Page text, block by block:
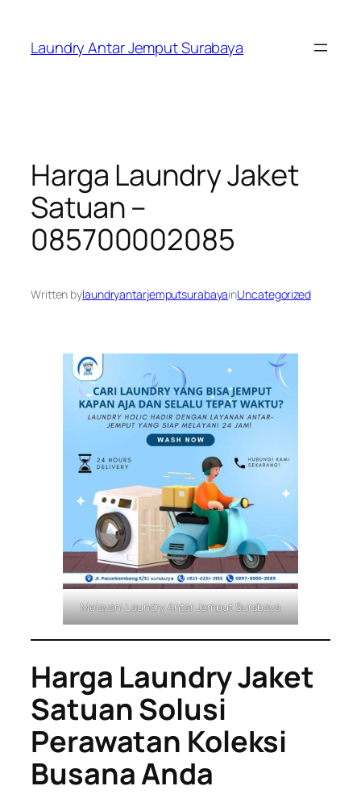
content
Laundry Antar Jemput Surabaya
Harga Laundry Jaket
Satuan –
085700002085
Written bylaundryantarjemputsurabayainUncategorized
Melayani Laundry Antar Jemput Surabaya
Harga Laundry Jaket
Satuan Solusi
Perawatan Koleksi
Busana Anda